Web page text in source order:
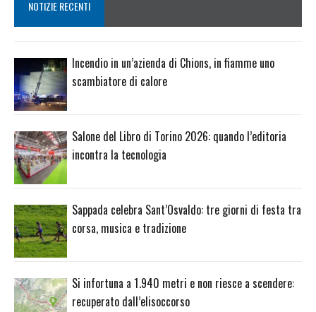
NOTIZIE RECENTI
Incendio in un’azienda di Chions, in fiamme uno
scambiatore di calore
Salone del Libro di Torino 2026: quando l’editoria
incontra la tecnologia
Sappada celebra Sant’Osvaldo: tre giorni di festa tra
corsa, musica e tradizione
Si infortuna a 1.940 metri e non riesce a scendere:
recuperato dall’elisoccorso